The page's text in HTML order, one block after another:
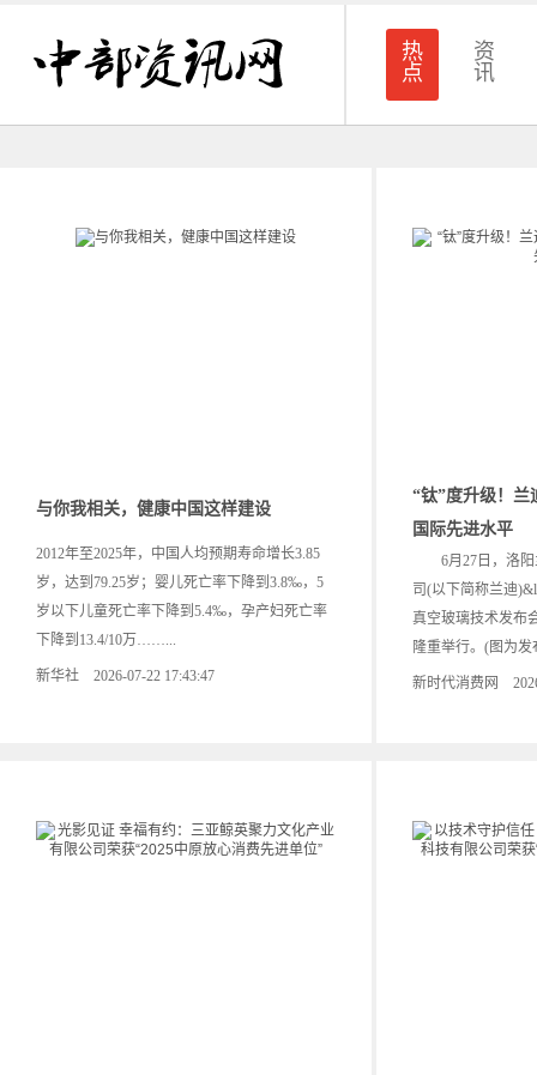
热
点
资
讯
与你我相关，健康中国这样建设
2012年至2025年，中国人均预期寿命增长3.85
岁，达到79.25岁；婴儿死亡率下降到3.8‰，5
岁以下儿童死亡率下降到5.4‰，孕产妇死亡率
下降到13.4/10万……...
新华社 2026-07-22 17:43:47
“钛”度升级！兰
国际先进水平
6月27日，洛阳
司(以下简称兰迪
真空玻璃技术发布
隆重举行。(图为发
新时代消费网